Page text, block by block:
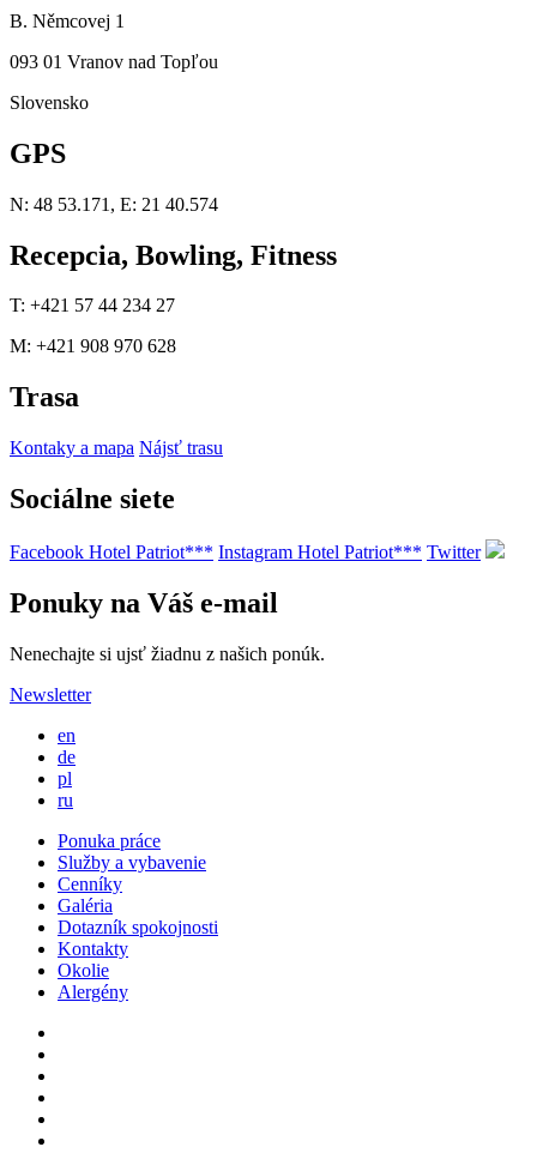
B. Němcovej 1
093 01 Vranov nad Topľou
Slovensko
GPS
N: 48 53.171, E: 21 40.574
Recepcia, Bowling, Fitness
T: +421 57 44 234 27
M: +421 908 970 628
Trasa
Kontaky a mapa Nájsť trasu
Sociálne siete
Facebook Hotel Patriot*** Instagram Hotel Patriot*** Twitter
Ponuky na Váš e-mail
Nenechajte si ujsť žiadnu z našich ponúk.
Newsletter
en
de
pl
ru
Ponuka práce
Služby a vybavenie
Cenníky
Galéria
Dotazník spokojnosti
Kontakty
Okolie
Alergény